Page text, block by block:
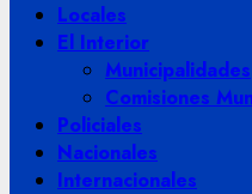
Locales
El Interior
Municipalidades
Comisiones
Policiales
Nacionales
Internacionales